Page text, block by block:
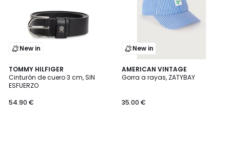
New in
TOMMY HILFIGER
Cinturón de cuero 3 cm, SIN
ESFUERZO
54.90 €
New in
AMERICAN VINTAGE
Gorra a rayas, ZATYBAY
35.00 €